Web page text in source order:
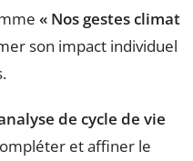
« Nos gestes climat
son impact individuel
de cycle de vie
et affiner le